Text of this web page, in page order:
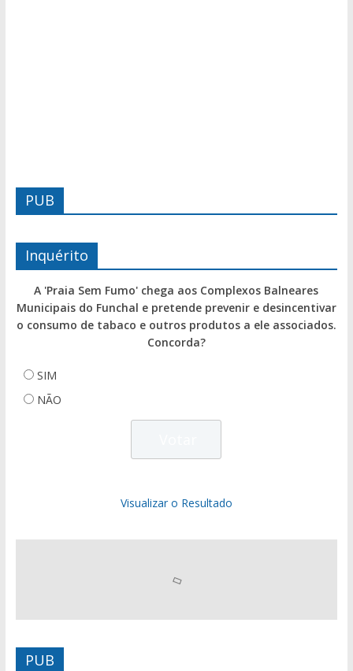
PUB
Inquérito
A 'Praia Sem Fumo' chega aos Complexos Balneares
Municipais do Funchal e pretende prevenir e desincentivar
o consumo de tabaco e outros produtos a ele associados.
Concorda?
SIM
NÃO
Visualizar o Resultado
PUB